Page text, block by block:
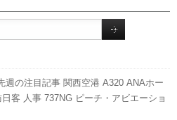
週の注目記事 関西空港 A320 ANAホー
日客 人事 737NG ピーチ・アビエーショ